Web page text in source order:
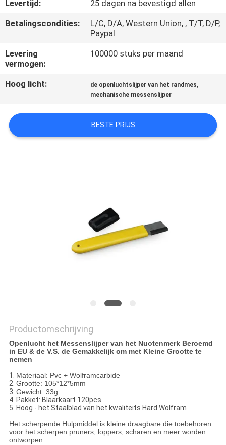
OP
NIEUWS
VRAAG
Levertijd:
25 dagen na bevestigd allen
Betalingscondities:
L/C, D/A, Western Union, , T/T, D/P,
Paypal
Levering
vermogen:
100000 stuks per maand
Hoog licht: de openluchtslijper van het randmes,
mechanische messenslijper
BESTE PRIJS
Productomschrijving
Openlucht het Messenslijper van het Nuotenmerk Beroemd
in EU & de V.S. de Gemakkelijk om met Kleine Grootte te
nemen
1. Materiaal: Pvc + Wolframcarbide
2. Grootte: 105*12*5mm
3. Gewicht: 33g
4. Pakket: Blaarkaart 120pcs
5. Hoog - het Staalblad van het kwaliteits Hard Wolfram
Het scherpende Hulpmiddel is kleine draagbare die toebehoren
voor het scherpen pruners, loppers, scharen en meer worden
ontworpen.